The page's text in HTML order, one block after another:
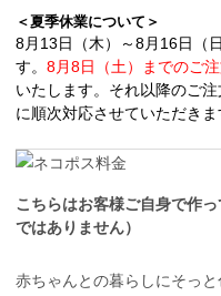
＜夏季休業について＞
8月13日（木）～8月16日（
す。8月8日（土）までのご
いたします。それ以降のご
に順次対応させていただきま
こちらはお客様ご自身で作
ではありません）
赤ちゃんとの暮らしにそっ